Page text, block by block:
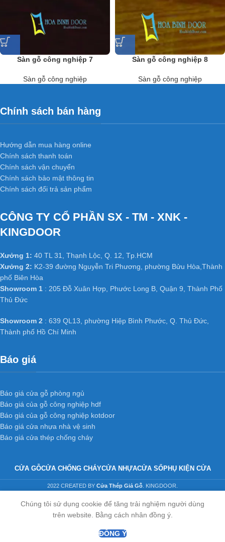
Sàn gỗ công nghiệp 7
Sàn gỗ công nghiệp
Sàn gỗ công nghiệp 8
Sàn gỗ công nghiệp
Chính sách bán hàng
Hướng dẫn mua hàng online
Chính sách thanh toán
Chính sách vận chuyển
Chính sách bảo mật thông tin
Chính sách đổi trả sản phẩm
CÔNG TY CỔ PHẦN SX - TM - XNK -
KINGDOOR
Xưởng 1: 40 TL 31, Thạnh Lộc, Q. 12, Tp.HCM
Xưởng 2: K2-39 đường Nguyễn Tri Phương, phường Bửu Hòa,Thành
phố Biên Hòa
Showroom 1 : 205 Đỗ Xuân Hợp, Phước Long B, Quận 9, Thành Phố
Thủ Đức
Showroom 2 : 639 QL13, phường Hiệp Bình Phước, Q. Thủ Đức,
Thành phố Hồ Chí Minh
Báo giá
Báo giá cửa gỗ phòng ngủ
Báo giá của gỗ công nghiệp hdf
Báo giá của gỗ công nghiệp kotdoor
Báo giá cửa nhựa nhà vệ sinh
Báo giá cửa thép chống cháy
CỬA GỖCỬA CHỐNG CHÁYCỬA NHỰACỬA SỔPHỤ KIỆN CỬA
2022 CREATED BY Cửa Thép Giả Gỗ . KINGDOOR.
Chúng tôi sử dụng cookie để tăng trải nghiệm người dùng
trên website. Bằng cách nhân đồng ý.
ĐỒNG Ý